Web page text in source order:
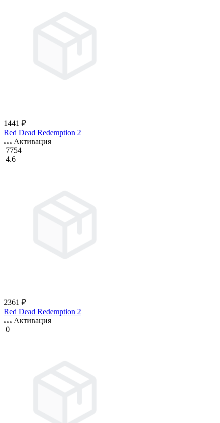
1441 ₽
Red Dead Redemption 2
Активация
7754
4.6
2361 ₽
Red Dead Redemption 2
Активация
0